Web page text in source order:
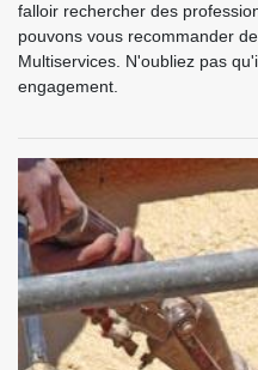
falloir rechercher des
pouvons vous recommander
Multiservices. N'oubliez pas
engagement.